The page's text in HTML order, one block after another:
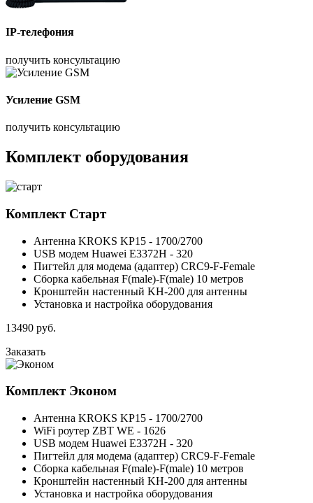
IP-телефония
получить консультацию
Усиление GSM
получить консультацию
Комплект оборудования
Комплект Старт
Антенна KROKS KP15 - 1700/2700
USB модем Huawei E3372H - 320
Пигтейл для модема (адаптер) CRC9-F-Female
Сборка кабельная F(male)-F(male) 10 метров
Кронштейн настенный KH-200 для антенны
Установка и настройка оборудования
13490 руб.
Заказать
Комплект Эконом
Антенна KROKS KP15 - 1700/2700
WiFi роутер ZBT WE - 1626
USB модем Huawei E3372H - 320
Пигтейл для модема (адаптер) CRC9-F-Female
Сборка кабельная F(male)-F(male) 10 метров
Кронштейн настенный KH-200 для антенны
Установка и настройка оборудования